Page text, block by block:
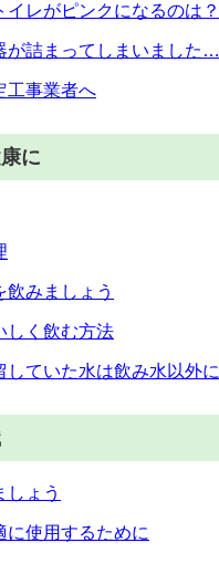
レがピンクになるのは？
が詰まってしまいました…
工事業者へ
に
みましょう
しく飲む方法
していた水は飲み水以外に
しょう
に使用するために